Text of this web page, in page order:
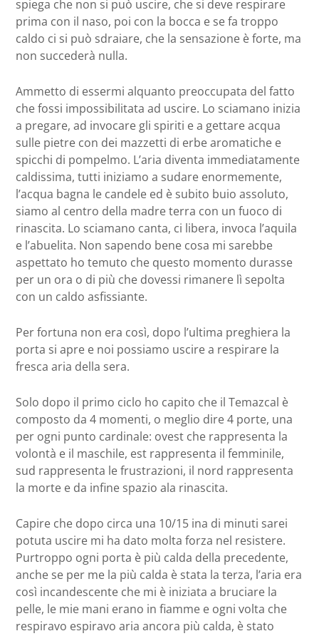
spiega che non si può uscire, che si deve respirare
prima con il naso, poi con la bocca e se fa troppo
caldo ci si può sdraiare, che la sensazione è forte, ma
non succederà nulla.
Ammetto di essermi alquanto preoccupata del fatto
che fossi impossibilitata ad uscire. Lo sciamano inizia
a pregare, ad invocare gli spiriti e a gettare acqua
sulle pietre con dei mazzetti di erbe aromatiche e
spicchi di pompelmo. L’aria diventa immediatamente
caldissima, tutti iniziamo a sudare enormemente,
l’acqua bagna le candele ed è subito buio assoluto,
siamo al centro della madre terra con un fuoco di
rinascita. Lo sciamano canta, ci libera, invoca l’aquila
e l’abuelita. Non sapendo bene cosa mi sarebbe
aspettato ho temuto che questo momento durasse
per un ora o di più che dovessi rimanere lì sepolta
con un caldo asfissiante.
Per fortuna non era così, dopo l’ultima preghiera la
porta si apre e noi possiamo uscire a respirare la
fresca aria della sera.
Solo dopo il primo ciclo ho capito che il Temazcal è
composto da 4 momenti, o meglio dire 4 porte, una
per ogni punto cardinale: ovest che rappresenta la
volontà e il maschile, est rappresenta il femminile,
sud rappresenta le frustrazioni, il nord rappresenta
la morte e da infine spazio ala rinascita.
Capire che dopo circa una 10/15 ina di minuti sarei
potuta uscire mi ha dato molta forza nel resistere.
Purtroppo ogni porta è più calda della precedente,
anche se per me la più calda è stata la terza, l’aria era
così incandescente che mi è iniziata a bruciare la
pelle, le mie mani erano in fiamme e ogni volta che
respiravo espiravo aria ancora più calda, è stato